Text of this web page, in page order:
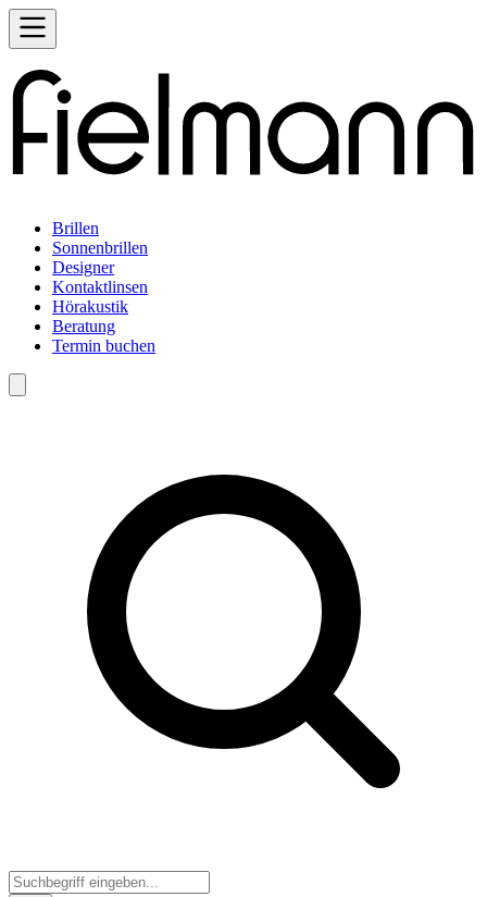
Brillen
Sonnenbrillen
Designer
Kontaktlinsen
Hörakustik
Beratung
Termin buchen